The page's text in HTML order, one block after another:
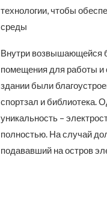
технологии, чтобы
среды
Внутри возвышающейся
помещения для работы и
здании были
спортзал и библиотека.
уникальность –
полностью. На случай
подававший на остров